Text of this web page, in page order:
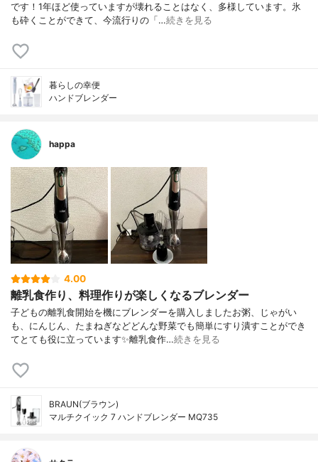
です！1年ほど使っていますが壊れることはなく、多様しています。氷
も砕くことができて、今流行りの「…続きを見る
暮らしの幸便
ハンドブレンダー
happa
4.00
離乳食作り、料理作りが楽しくなるブレンダー
子どもの離乳食開始を機にブレンダーを購入しましたお粥、じゃがい
も、にんじん、たまねぎなどどんな野菜でも簡単にすり潰すことができ
てとても役に立っています✨離乳食作…続きを見る
BRAUN(ブラウン)
マルチクイック 7 ハンドブレンダー MQ735